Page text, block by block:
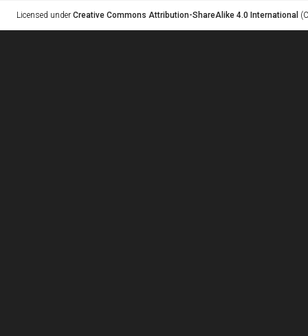
Licensed under Creative Commons Attribution-ShareAlike 4.0 International